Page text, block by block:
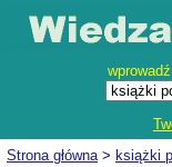
Strona główna> książki